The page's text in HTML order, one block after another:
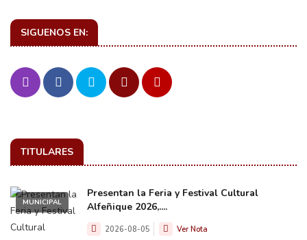
SIGUENOS EN:
TITULARES
MUNICIPAL
Presentan la Feria y Festival Cultural
Alfeñique 2026,....
2026-08-05 Ver Nota